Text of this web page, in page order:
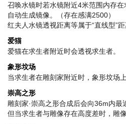
召唤水镜时若水镜附近4米范围内存
自动生成镜像。（存在感满2500）
红夫人水镜透视距离等属于“直线型”距
爱猫
爱猫在求生者附近时会透视求生者。
象形坟场
当求生者在雕刻家附近时，象形坟场
崇高之形
雕刻家·崇高之形合成后会向36m内最
但当求生者与雕像存在高度差时，雕